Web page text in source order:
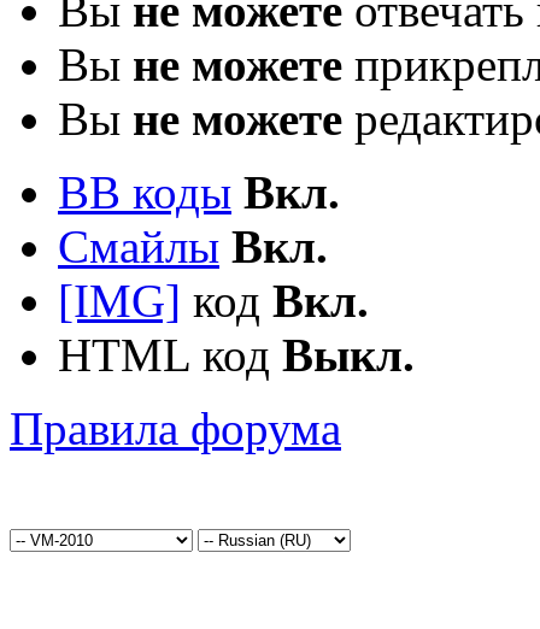
Вы не можете
Вы не можете
Вы не можете
BB коды Вкл.
Смайлы Вкл.
[IMG] код Вкл.
HTML код Выкл.
Правила форума